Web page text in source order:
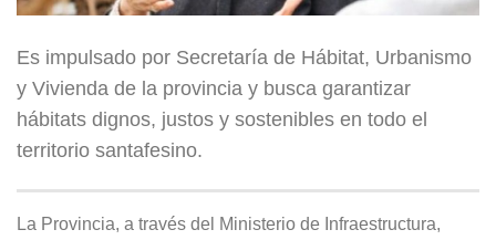
Es impulsado por Secretaría de Hábitat, Urbanismo
y Vivienda de la provincia y busca garantizar
hábitats dignos, justos y sostenibles en todo el
territorio santafesino.
La Provincia, a través del Ministerio de Infraestructura,